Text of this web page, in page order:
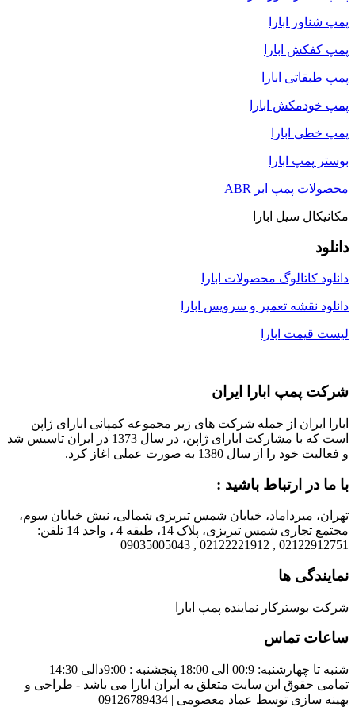
پمپ شناور ابارا
پمپ کفکش ابارا
پمپ طبقاتی ابارا
پمپ خودمکش ابارا
پمپ خطی ابارا
بوستر پمپ ابارا
محصولات پمپ ابر ABR
مکانیکال سیل ابارا
دانلود
دانلود کاتالوگ محصولات ابارا
دانلود نقشه تعمیر و سرویس ابارا
لیست قیمت ابارا
شرکت پمپ ابارا ایران
ابارا ایران از جمله شرکت های زیر مجموعه کمپانی ابارای ژاپن
است که با مشارکت ابارای ژاپن، در سال 1373 در ایران تاسیس شد
و فعالیت خود را از سال 1380 به صورت عملی اغاز کرد.
با ما در ارتباط باشید :
تهران، میرداماد، خیابان شمس تبریزی شمالی، نبش خیابان سوم،
مجتمع تجاری شمس تبریزی، پلاک 14، طبقه 4 ، واحد 14 تلفن:
02122912751 , 02122221912 , 09035005043
نمایندگی ها
شرکت بوسترکار نماینده پمپ ابارا
ساعات تماس
شنبه تا چهارشنبه: 00:9 الی 18:00 پنجشنبه : 9:00دالی 14:30
تمامی حقوق این سایت متعلق به ایران ابارا می باشد - طراحی و
بهینه سازی توسط عماد معصومی | 09126789434